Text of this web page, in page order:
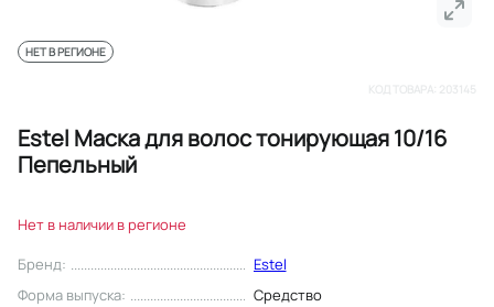
Estel Маска для волос тонирующая 10/16
Пепельный
НЕТ В РЕГИОНЕ
Бренд:
Estel
Форма выпуска:
Средство
Нет в наличии в регионе